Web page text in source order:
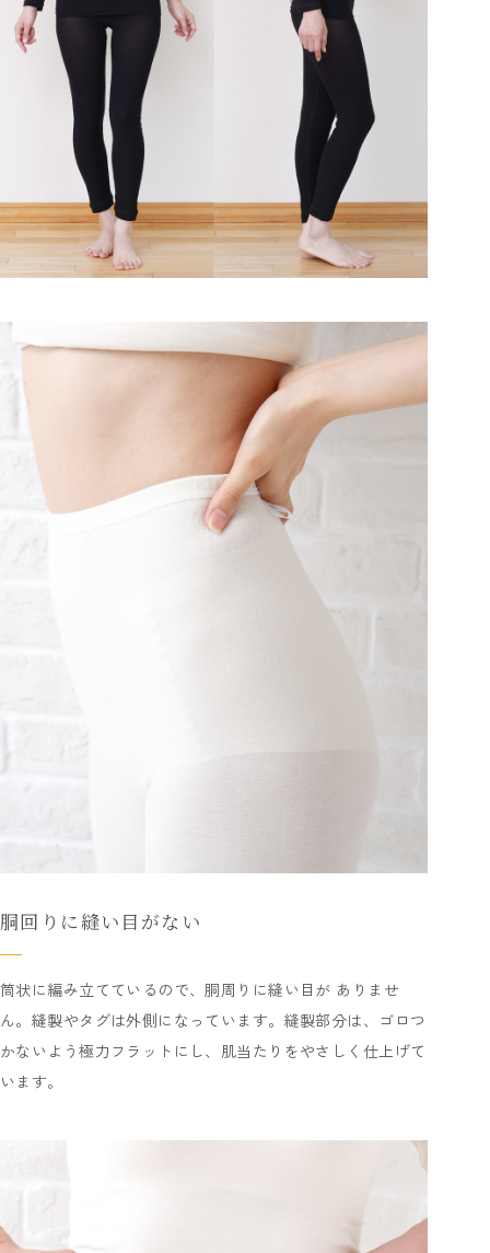
胴回りに縫い目がない
筒状に編み立てているので、胴周りに縫い目が ありませ
ん。縫製やタグは外側になっています。縫製部分は、ゴロつ
かないよう極力フラットにし、肌当たりをやさしく仕上げて
います。